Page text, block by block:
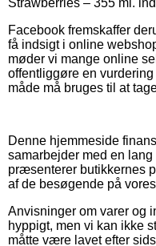
Facebook fremskaffer
få indsigt i online
møder vi mange online
offentliggøre en
måde må bruges til at
Denne hjemmeside
samarbejder med en
præsenterer butikkernes
af de besøgende på
Anvisninger om varer og
hyppigt, men vi kan ikke
måtte være lavet efter